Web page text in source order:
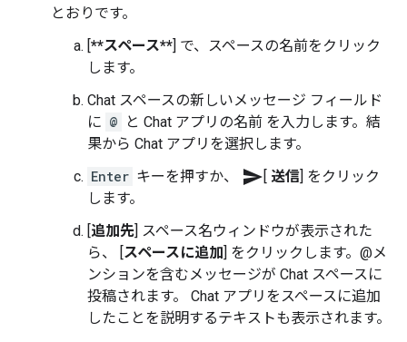
とおりです。
[**スペース**] で、スペースの名前をクリック
します。
Chat スペースの新しいメッセージ フィールド
に @
と Chat アプリの名前 を入力します。結
果から Chat アプリを選択します。
Enter キーを押すか、 send[ 送信] をクリック
します。
[追加先] スペース名ウィンドウが表示された
ら、 [スペースに追加] をクリックします。@メ
ンションを含むメッセージが Chat スペースに
投稿されます。 Chat アプリをスペースに追加
したことを説明するテキストも表示されます。